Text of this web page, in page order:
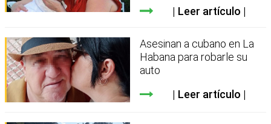
Leer artículo
Asesinan a cubano en La
Habana para robarle su
auto
Leer artículo